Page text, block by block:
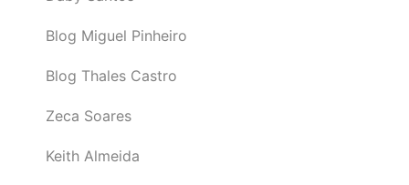
Blog Miguel Pinheiro
Blog Thales Castro
Zeca Soares
Keith Almeida